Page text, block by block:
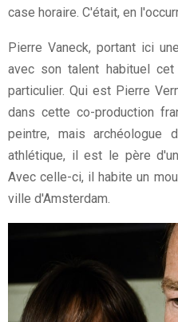
case horaire. C'était, en
Pierre Vaneck, portant ici
avec son talent habituel
particulier. Qui est Pierre
dans cette co-production
peintre, mais archéologue
athlétique, il est le père
Avec celle-ci, il habite un
ville d'Amsterdam.